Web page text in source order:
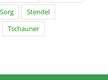
Sorg
Stendel
Tschauner